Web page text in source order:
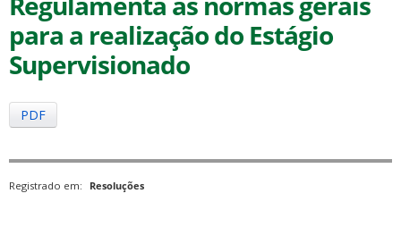
para a realização do Estágio
Supervisionado
PDF
Registrado em: Resoluções